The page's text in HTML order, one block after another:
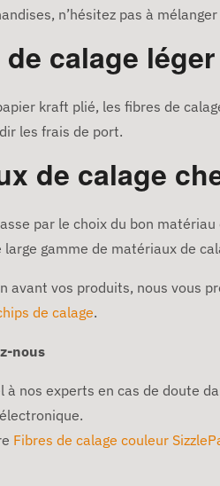
n’hésitez pas à
calage
kraft plié, les fibres de
les frais de port.
de calage
par le choix du bon
gamme de matériaux de
avant vos produits, nous vous
de calage.
nous
à nos experts en cas de doute
Fibres de calage couleur